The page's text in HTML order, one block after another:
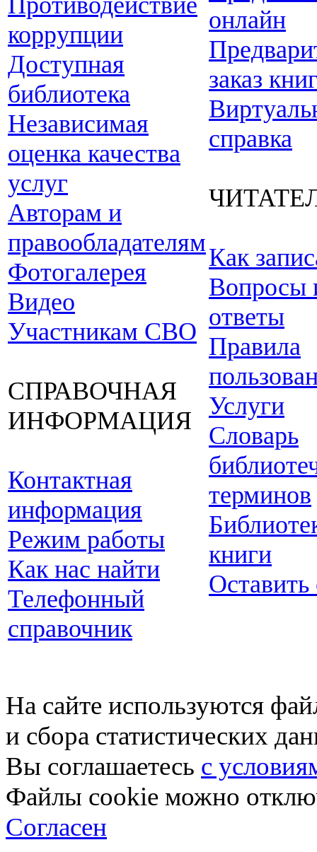
коррупции
Доступная
библиотека
Независимая
оценка качества
услуг
Авторам и
правообладателям
Фотогалерея
Видео
Участникам СВО
СПРАВОЧНАЯ
ИНФОРМАЦИЯ
Контактная
информация
Режим работы
Как нас найти
Телефонный
справочник
онлайн
заказ
справка
Как
Вопросы
ответы
Правила
Услуги
Словарь
терминов
книги
Оставить
На сайте используются
и сбора статистических
Вы соглашаетесь с
Файлы cookie можно
Согласен